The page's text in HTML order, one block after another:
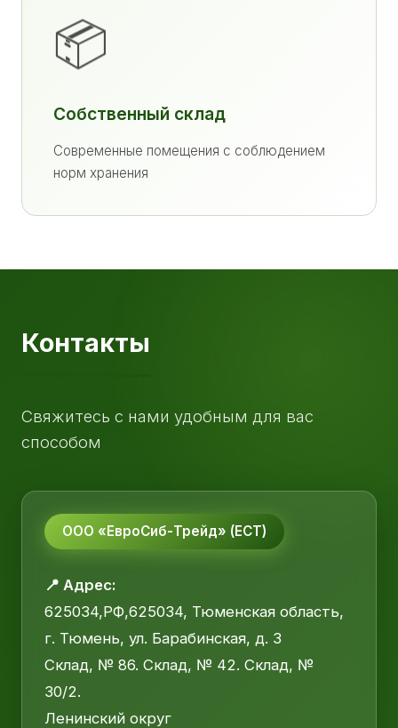
📦
Собственный склад
Современные помещения с соблюдением
норм хранения
Контакты
Свяжитесь с нами удобным для вас
способом
ООО «ЕвроСиб-Трейд» (ЕСТ)
📍 Адрес:
625034,РФ,625034, Тюменская область,
г. Тюмень, ул. Барабинская, д. 3
Склад, № 86. Склад, № 42. Склад, №
30/2.
Ленинский округ